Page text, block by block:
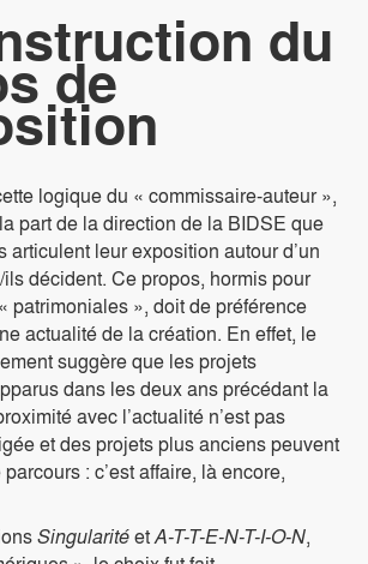
du
de
logique du « commissaire-auteur »,
part de la direction de la BIDSE que
articulent leur exposition autour d’un
décident. Ce propos, hormis pour
patrimoniales », doit de préférence
actualité de la création. En effet, le
suggère que les projets
dans les deux ans précédant la
avec l’actualité n’est pas
et des projets plus anciens peuvent
: c’est affaire, là encore,
SingularitéetA-T-T-E-N-T-I-O-N,